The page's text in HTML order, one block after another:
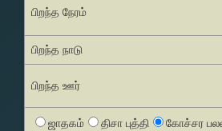
பிறந்த நேரம்
பிறந்த நாடு
பிறந்த ஊர்
ஜாதகம் திசா புத்தி கோச்சர